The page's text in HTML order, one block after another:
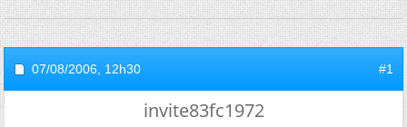
07/08/2006, 12h30 #1
invite83fc1972